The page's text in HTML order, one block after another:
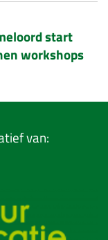
start
workshops
van: